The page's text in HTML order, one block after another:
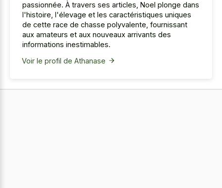
passionnée. À travers ses articles, Noel plonge dans
l'histoire, l'élevage et les caractéristiques uniques
de cette race de chasse polyvalente, fournissant
aux amateurs et aux nouveaux arrivants des
informations inestimables.
Voir le profil de Athanase